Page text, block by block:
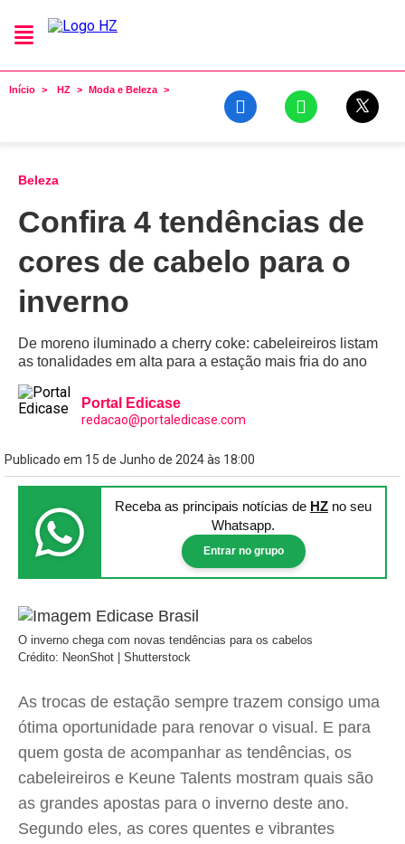
Início HZ Moda e Beleza
Beleza
Confira 4 tendências de
cores de cabelo para o
inverno
De moreno iluminado a cherry coke: cabeleireiros listam
as tonalidades em alta para a estação mais fria do ano
Portal Edicase
redacao@portaledicase.com
Publicado em 15 de Junho de 2024 às 18:00
Receba as principais notícias de HZ no seu
Whatsapp.
Entrar no grupo
O inverno chega com novas tendências para os cabelos
Crédito: NeonShot | Shutterstock
As trocas de estação sempre trazem consigo uma
ótima oportunidade para renovar o visual. E para
quem gosta de acompanhar as tendências, os
cabeleireiros e Keune Talents mostram quais são
as grandes apostas para o inverno deste ano.
Segundo eles, as cores quentes e vibrantes